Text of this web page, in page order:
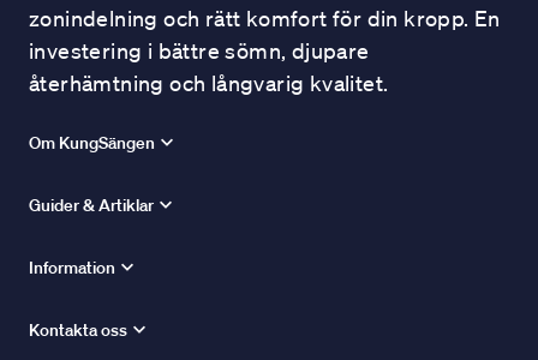
zonindelning och rätt komfort för din kropp. En
investering i bättre sömn, djupare
återhämtning och långvarig kvalitet.
Om KungSängen
Guider & Artiklar
Information
Kontakta oss